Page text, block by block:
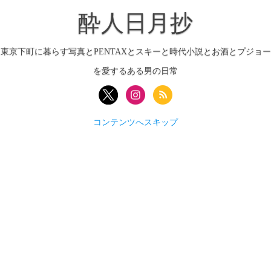
酔人日月抄
東京下町に暮らす写真とPENTAXとスキーと時代小説とお酒とプジョー
を愛するある男の日常
コンテンツへスキップ